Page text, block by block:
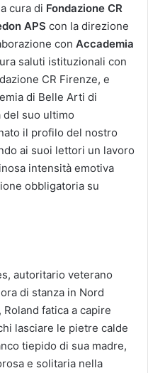
cura di Fondazione CR
APS con la direzione
con Accademia
saluti istituzionali con
CR Firenze, e
di Belle Arti di
del suo ultimo
il profilo del nostro
ai suoi lettori un lavoro
intensità emotiva
obbligatoria su
autoritario veterano
di stanza in Nord
fatica a capire
lasciare le pietre calde
tiepido di sua madre,
e solitaria nella